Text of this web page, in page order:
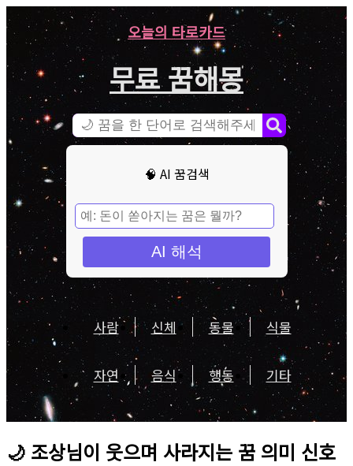
오늘의 타로카드
무료 꿈해몽
🧠 AI 꿈검색
AI 해석
사람 신체 동물 식물
자연 음식 행동 기타
🌙 조상님이 웃으며 사라지는 꿈 의미 신호